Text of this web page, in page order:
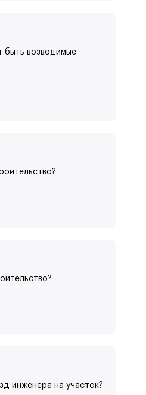
быть возводимые
инженера на участок?